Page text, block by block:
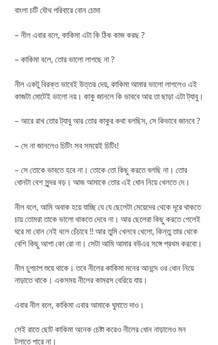
বাংলা চটি যৌথ পরিবারে বোন চোদা
– নীল এবার বলে, কাকিমা এটা কি ঠিক কাজ করছ ?
– কাকিমা বলে, তোর ভালো লাগছে না ?
নীল একটু বিরক্ত ভাবেই উত্তর দেয়, কাকিমা আমার ভালো লাগলেও এই
কাজটা মোটেই ভালো নয়। কাকু জানলে কি ভাববে আর তা ছাড়া এটা ট্যাবু।
– আরে রাখ তোর ট্যাবু আর তোর কাকুর কথা বলছিস, সে কিভাবে জানবে ?
– সে না জানলেও চিটিং সব সময়েই চিটিং!
– সে তোকে ভাবতে হবে না। তোকে তো কিছু করতে বলছি না। তোর
ধোনটা বেশ সুন্দর বড়। আজ আমাকে তোর এই ধোন নিয়ে খেলতে দে।
নীল বলে, আমি অবাক হয়ে যাচ্ছি যে যে ছেলেটা মেয়েদের থেকে দূরে থাকতে
চায় তোমরা তাকে ভালো থাকতে দেবে না। আর ছেলেরা কিছু করতে গেলেই
ঘরে মা বোন নেই বলে চেঁচাবে !! আর তুমি খেলবে খেলো, কিন্তু তার থেকে
বেশি কিছু আশা কো রো না। সেটা আমি আমার বউএর সঙ্গে প্রথম করবো।
নীল চুপচাপ শুয়ে থাকে। তবে নীলের কাকিমা মনের আনন্দে ওর ধোন নিয়ে
নাড়াতে থাকে। একসময় নীলের কামরস বেরিয়ে যায়।
এবার নীল বলে, কাকিমা এবার আমাকে ঘুমাতে দাও।
সেই রাতে ছোট কাকিমা অনেক চেষ্টা করেও নীলের ধোন নাড়ালেও মন
টলাতে পারে না।